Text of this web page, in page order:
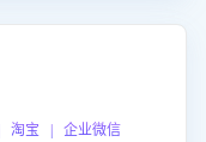
宝 | 企业微信